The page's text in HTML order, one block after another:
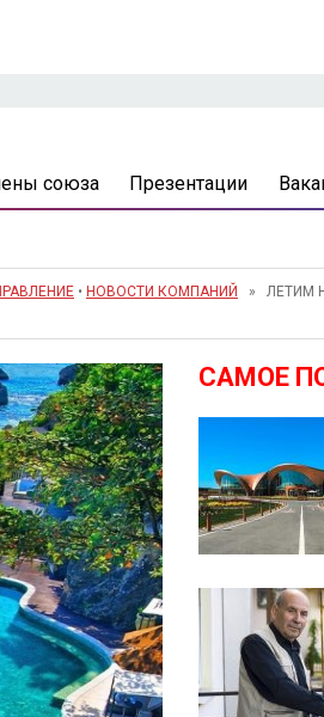
союза Презентации
• НОВОСТИ КОМПАНИЙ
» ЛЕТИМ
САМОЕ